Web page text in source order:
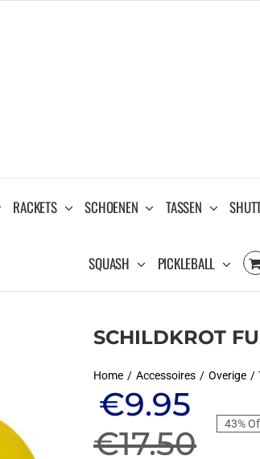
RACKETS SCHOENEN TASSEN
SQUASH PICKLEBALL
SCHILDKROT
Home Accessoires Overige
€17.50
prijs
€9.95
Huidige
prijs
43%